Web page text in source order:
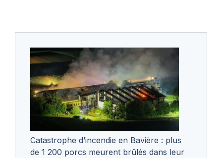
Catastrophe d’incendie en Bavière : plus
de 1 200 porcs meurent brûlés dans leur